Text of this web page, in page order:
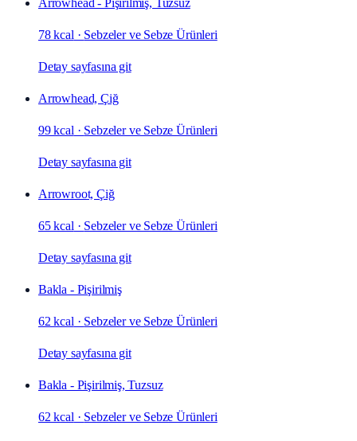
Arrowhead - Pişirilmiş, Tuzsuz
78 kcal · Sebzeler ve Sebze Ürünleri
Detay sayfasına git
Arrowhead, Çiğ
99 kcal · Sebzeler ve Sebze Ürünleri
Detay sayfasına git
Arrowroot, Çiğ
65 kcal · Sebzeler ve Sebze Ürünleri
Detay sayfasına git
Bakla - Pişirilmiş
62 kcal · Sebzeler ve Sebze Ürünleri
Detay sayfasına git
Bakla - Pişirilmiş, Tuzsuz
62 kcal · Sebzeler ve Sebze Ürünleri